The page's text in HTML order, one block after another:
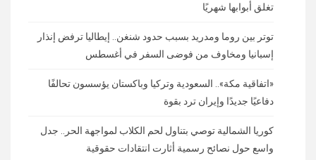
تغلق أبوابها شهريًا
توتر بين روما ومدريد بسبب حدود شنغن.. إيطاليا ترفض إنذار
إسبانيا ومخاوف من فوضى السفر في أغسطس
«اتفاقية مكة».. السعودية وتركيا وباكستان يؤسسون تحالفًا
دفاعيًا جديدًا وإيران ترد بقوة
كوريا الشمالية توصي بتناول لحم الكلاب لمواجهة الحر.. جدل
واسع حول نصائح رسمية أثارت انتقادات حقوقية